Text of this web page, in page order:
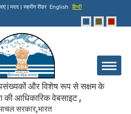
| मदद | स्क्रीन रीडर English हिन्दी
और विशेष रूप से सक्षम के
आधिकारिक वेबसाइट ,
सरकार,भारत